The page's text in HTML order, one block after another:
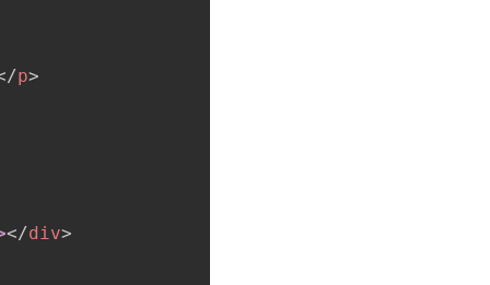
p>
</div>